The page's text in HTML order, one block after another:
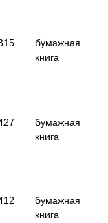
бумажная
книга
бумажная
книга
бумажная
книга